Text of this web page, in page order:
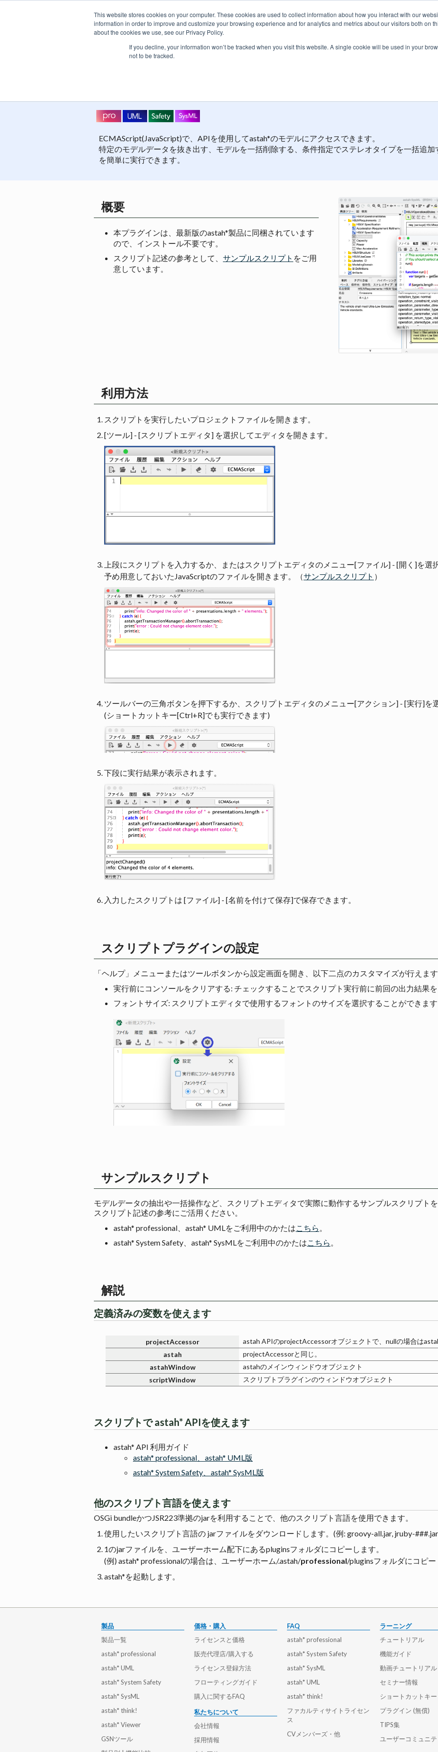
This website stores cookies on your computer. These cookies are used to collect information about how you interact with our
information in order to improve and customize your browsing experience and for analytics and metrics about our visitors both on
about the cookies we use, see our Privacy Policy.
If you decline, your information won’t be tracked when you visit this website. A single cookie will be used in your
not to be tracked.
ECMAScript(JavaScript)で、APIを使用してastah*のモデルにアクセスできます。
特定のモデルデータを抜き出す、モデルを一括削除する、条件指定でステレオタイプを一括追
を簡単に実行できます。
概要
本プラグインは、最新版のastah*製品に同梱されています
ので、インストール不要です。
スクリプト記述の参考として、 サンプルスクリプト をご用
意しています。
利用方法
スクリプトを実行したいプロジェクトファイルを開きます。
[ツール] - [スクリプトエディタ] を選択してエディタを開きます。
上段にスクリプトを入力するか、またはスクリプトエディタのメニュー[ファイル] - [開く]を選
予め用意しておいたJavaScriptのファイルを開きます。（サンプルスクリプト ）
ツールバーの三角ボタンを押下するか、スクリプトエディタのメニュー[アクション] - [実行]を
(ショートカットキー[Ctrl+R]でも実行できます)
下段に実行結果が表示されます。
入力したスクリプトは [ファイル] - [名前を付けて保存]で保存できます。
スクリプトプラグインの設定
「ヘルプ」メニューまたはツールボタンから設定画面を開き、以下二点のカスタマイズが行えま
実行前にコンソールをクリアする: チェックすることでスクリプト実行前に前回の出力結果
フォントサイズ: スクリプトエディタで使用するフォントのサイズを選択することができま
サンプルスクリプト
モデルデータの抽出や一括操作など、スクリプトエディタで実際に動作するサンプルスクリプト
スクリプト記述の参考にご活用ください。
astah* professional、astah* UMLをご利用中のかたはこちら 。
astah* System Safety、astah* SysMLをご利用中のかたはこちら 。
解説
定義済みの変数を使えます
projectAccessor
astah APIのprojectAccessorオブジェクトで、nullの場合は
astah
projectAccessorと同じ。
astahWindow
astahのメインウィンドウオブジェクト
scriptWindow
スクリプトプラグインのウィンドウオブジェクト
スクリプトで astah* APIを使えます
astah* API 利用ガイド
astah* professional、astah* UML版
astah* System Safety、astah* SysML版
他のスクリプト言語を使えます
OSGi bundleかつJSR223準拠のjarを利用することで、他のスクリプト言語を使用できます。
使用したいスクリプト言語の jarファイルをダウンロードします。(例: groovy-all.jar, jruby-
1のjarファイルを、ユーザーホーム配下にあるpluginsフォルダにコピーします。
(例) astah* professionalの場合は、ユーザーホーム/.astah/professional/pluginsフォルダにコピー
astah*を起動します。
製品
製品一覧
astah* professional
astah* UML
astah* System Safety
astah* SysML
astah* think!
astah* Viewer
GSNツール
価格・購入
ライセンスと価格
販売代理店/購入する
ライセンス登録方法
フローティングガイド
購入に関するFAQ
私たちについて
会社情報
採用情報
FAQ
astah* professional
astah* System Safety
astah* SysML
astah* UML
astah* think!
ファカルティサイトライセン
ス
CVメンバーズ・他
ラーニング
チュートリアル
機能ガイド
動画チュートリアル
セミナー情報
ショートカットキー
プラグイン (無償)
TIPS集
ユーザーコミュニ